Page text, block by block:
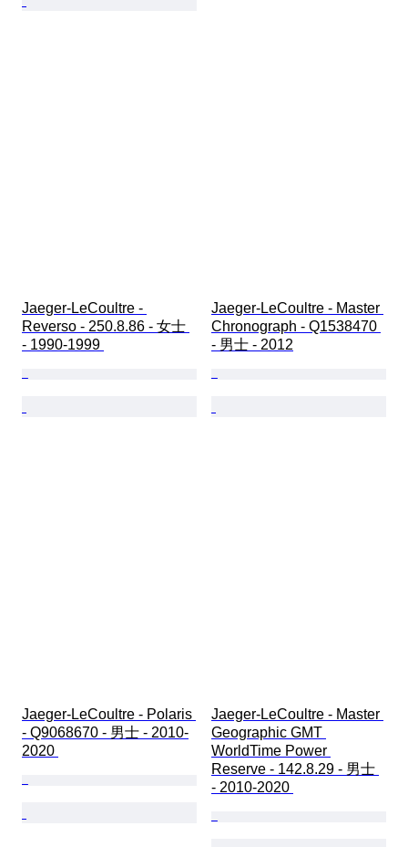
Jaeger-LeCoultre -
Reverso - 250.8.86 - 女士
- 1990-1999
Jaeger-LeCoultre - Master
Chronograph - Q1538470
- 男士 - 2012
Jaeger-LeCoultre - Polaris
- Q9068670 - 男士 - 2010-
2020
Jaeger-LeCoultre - Master
Geographic GMT
WorldTime Power
Reserve - 142.8.29 - 男士
- 2010-2020